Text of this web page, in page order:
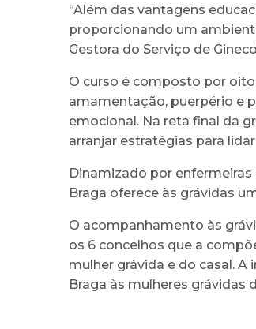
“Além das vantagens
proporcionando um
Gestora do Serviço de
O curso é composto por
amamentação, puerpério e
emocional. Na reta final da
arranjar estratégias para
Dinamizado por
Braga oferece às grávidas
O acompanhamento às
os 6 concelhos que a
mulher grávida e do casal.
Braga às mulheres grávidas